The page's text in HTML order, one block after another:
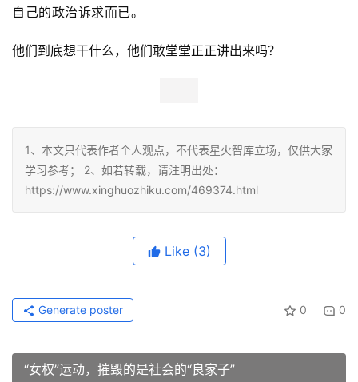
自己的政治诉求而已。
他们到底想干什么，他们敢堂堂正正讲出来吗？
1、本文只代表作者个人观点，不代表星火智库立场，仅供大家
学习参考； 2、如若转载，请注明出处：
https://www.xinghuozhiku.com/469374.html
Like (3)
0 0
Generate poster
“女权”运动，摧毁的是社会的“良家子”